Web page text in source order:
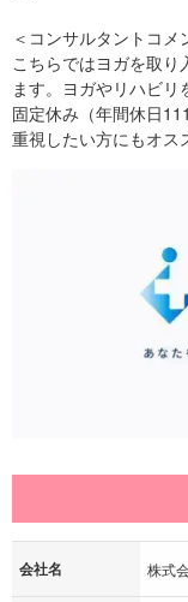
＜コンサルタントコメ
こちらではヨガを取
ます。ヨガやリハビ
固定休み（年間休日
重視したい方にもオス
会社名 株式